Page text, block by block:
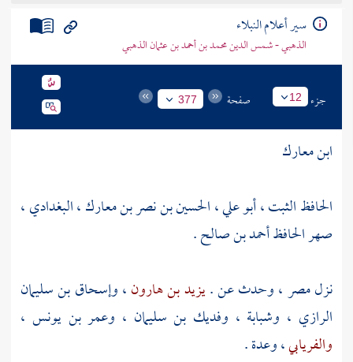
سير أعلام النبلاء
الذهبي - شمس الدين محمد بن أحمد بن عثمان الذهبي
جزء 12 صفحة 377
ابن معارك
الحافظ الثبت ، أبو علي ، الحسين بن نصر بن معارك ، البغدادي ،
صهر الحافظ أحمد بن صالح .
نزلمصر، وحدث عن .يزيد بن هارون،وإسحاق بن سليمان
الرازي ، وشبابة ، وفديك بن سليمان ، وعمر بن يونس ،
والفريابي، وعدة .